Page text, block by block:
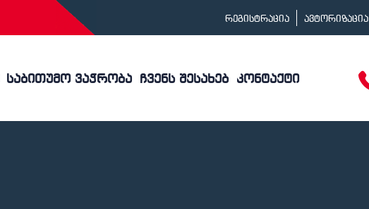
რეგისტრაცია ავტორიზაცია
საბითუმო ვაჭრობა ჩვენს შესახებ კონტაქტი